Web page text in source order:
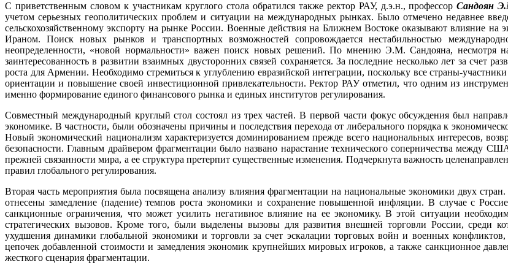
С приветственным словом к участникам круглого стола обратился также ректор РАУ, д.э.н., профессорСандоян
учетом серьезных геополитических проблем и ситуации на международных рынках. Было отмечено недавнее
сельскохозяйственному экспорту на рынке России. Военные действия на Ближнем Востоке оказывают влияние
Ираном. Поиск новых рынков и транспортных возможностей сопровождается нестабильностью
неопределенности, «новой нормальности» важен поиск новых решений. По мнению Э.М. Сандояна, несмотря
заинтересованность в развитии взаимных двусторонних связей сохраняется. За последние несколько лет за счет
роста для Армении. Необходимо стремиться к углублению евразийской интеграции, поскольку все страны-
ориентации и повышение своей инвестиционной привлекательности. Ректор РАУ отметил, что одним из
именно формирование единого финансового рынка и единых институтов регулирования.
Совместный международный круглый стол состоял из трех частей. В первой части фокус обсуждения был
экономике. В частности, были обозначены причины и последствия перехода от либерального порядка к
Новый экономический национализм характеризуется доминированием прежде всего национальных интересов,
безопасности. Главным драйвером фрагментации было названо нарастание технического соперничества между
прежней связанности мира, а ее структура претерпит существенные изменения. Подчеркнута важность
правил глобального регулирования.
Вторая часть мероприятия была посвящена анализу влияния фрагментации на национальные экономики двух
отнесены замедление (падение) темпов роста экономики и сохранение повышенной инфляции. В случае с
санкционные ограничения, что может усилить негативное влияние на ее экономику. В этой ситуации
стратегических вызовов. Кроме того, были выделены вызовы для развития внешней торговли России, среди
ухудшения динамики глобальной экономики и торговли за счет эскалации торговых войн и военных
цепочек добавленной стоимости и замедления экономик крупнейших мировых игроков, а также санкционное
жесткого сценария фрагментации.